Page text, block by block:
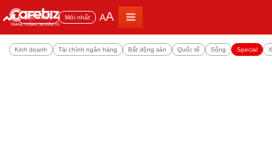
Đọc nhiều Mới nhất AA
Kinh doanh Tài chính ngân hàng Bất động sản Quốc tế Sống Special